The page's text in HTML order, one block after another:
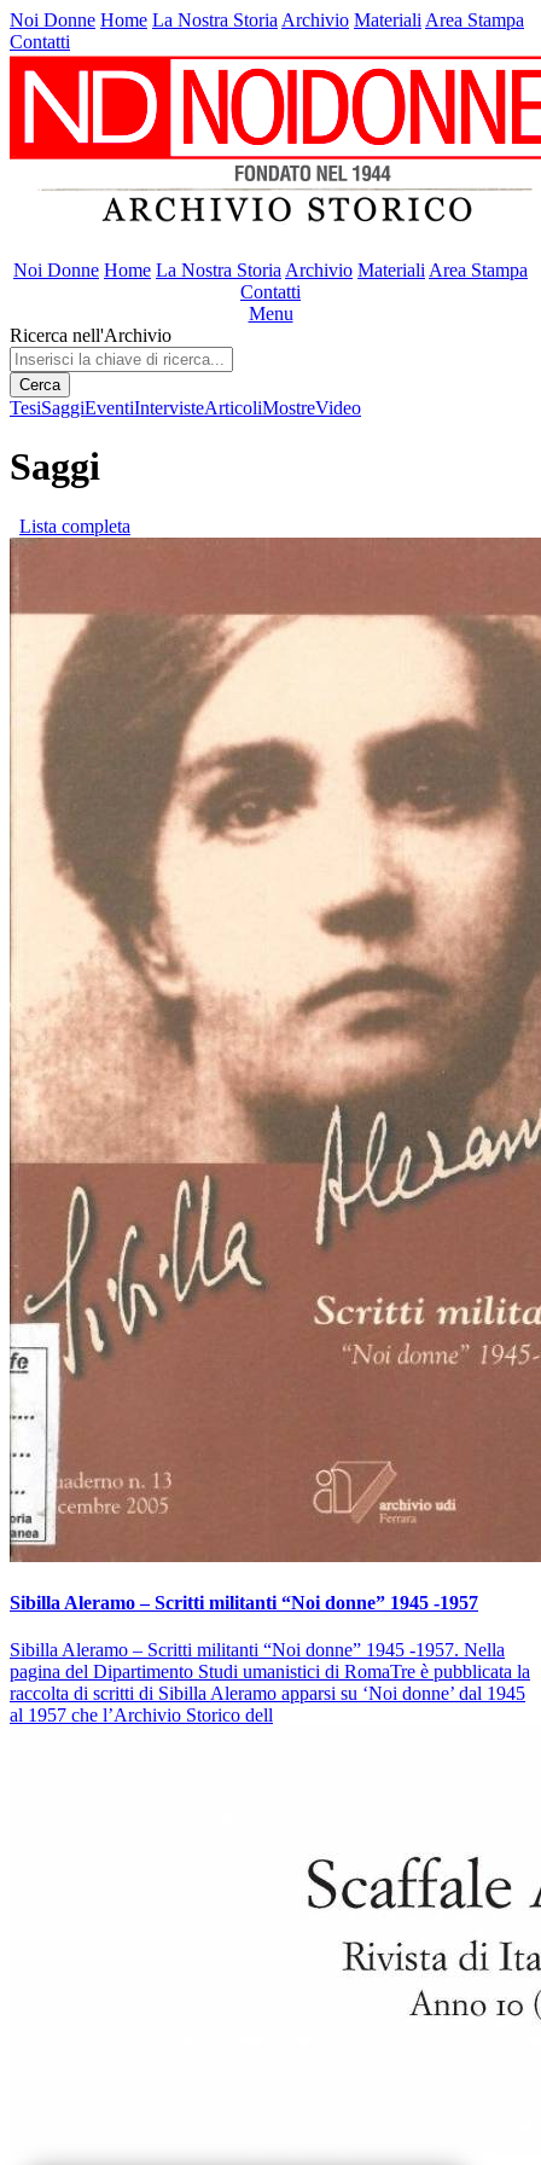
Noi Donne Home La Nostra Storia Archivio Materiali Area Stampa
Contatti
Noi Donne Home La Nostra Storia Archivio Materiali Area Stampa
Contatti
Menu
Ricerca nell'Archivio
Cerca
TesiSaggiEventiIntervisteArticoliMostreVideo
Saggi
Lista completa
Sibilla Aleramo – Scritti militanti “Noi donne” 1945 -1957
Sibilla Aleramo – Scritti militanti “Noi donne” 1945 -1957. Nella
pagina del Dipartimento Studi umanistici di RomaTre è pubblicata la
raccolta di scritti di Sibilla Aleramo apparsi su ‘Noi donne’ dal 1945
al 1957 che l’Archivio Storico dell